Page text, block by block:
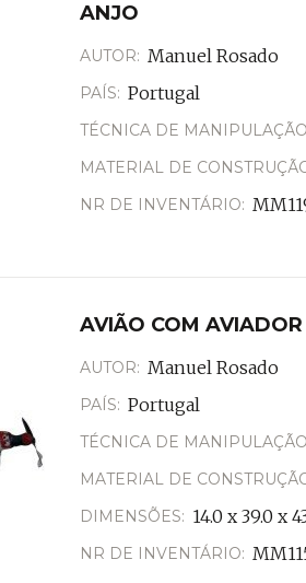
ANJO
AUTOR: Manuel Rosado
PAÍS: Portugal
TÉCNICA DE
MATERIAL DE
NR DE INVENTÁRIO:
AVIÃO COM AVIADOR
AUTOR: Manuel Rosado
PAÍS: Portugal
TÉCNICA DE
MATERIAL DE
DIMENSÕES: 14.0 x 39.0 x
NR DE INVENTÁRIO: